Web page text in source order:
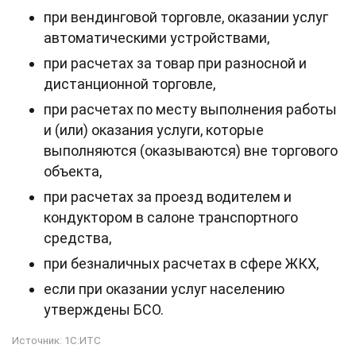
при вендинговой торговле, оказании услуг
автоматическими устройствами,
при расчетах за товар при разносной и
дистанционной торговле,
при расчетах по месту выполнения работы
и (или) оказания услуги, которые
выполняются (оказываются) вне торгового
объекта,
при расчетах за проезд водителем и
кондуктором в салоне транспортного
средства,
при безналичных расчетах в сфере ЖКХ,
если при оказании услуг населению
утверждены БСО.
Источник: 1С:ИТС